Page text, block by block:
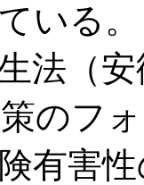
いる
法（
のフ
有害